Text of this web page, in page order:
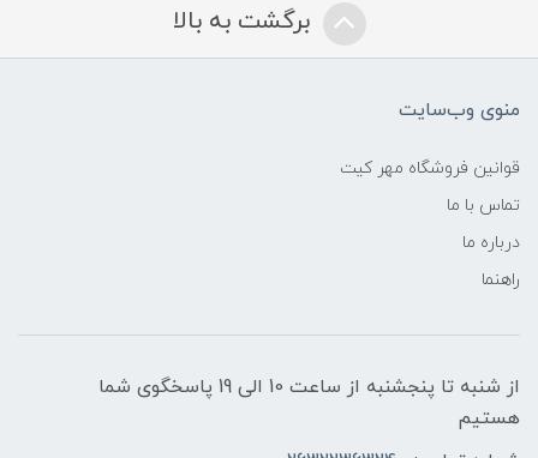
برگشت به بالا
منوی وب‌سایت
قوانین فروشگاه مهر کیت
تماس با ما
درباره ما
راهنما
از شنبه تا پنجشنبه از ساعت 10 الی 19 پاسخگوی شما
هستیم